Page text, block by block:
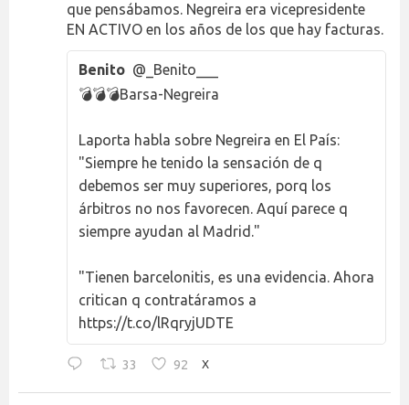
que pensábamos. Negreira era vicepresidente
EN ACTIVO en los años de los que hay facturas.
Benito @_Benito___
💣💣💣Barsa-Negreira
Laporta habla sobre Negreira en El País:
"Siempre he tenido la sensación de q
debemos ser muy superiores, porq los
árbitros no nos favorecen. Aquí parece q
siempre ayudan al Madrid."
"Tienen barcelonitis, es una evidencia. Ahora
critican q contratáramos a
https://t.co/lRqryjUDTE
33 92 X